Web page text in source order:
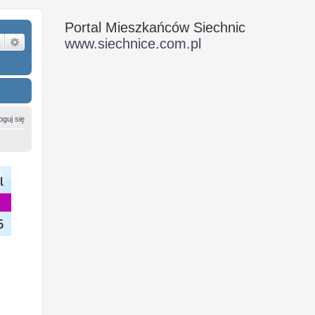
Szukaj Wyszukiwanie zaawansowane
się
Portal Mieszkańców Siechnic
www.siechnice.com.pl